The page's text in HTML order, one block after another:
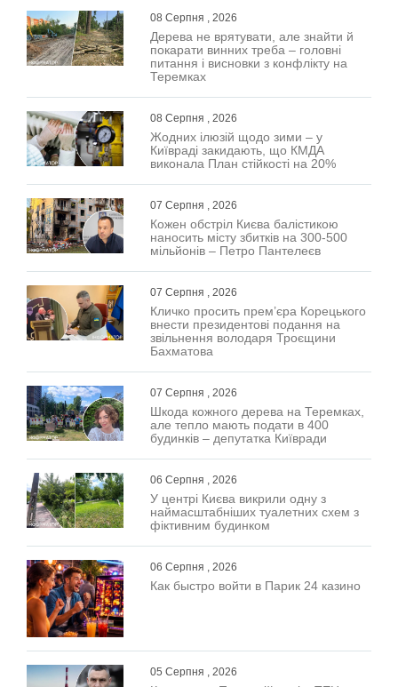
08 Серпня , 2026
Дерева не врятувати, але знайти й
покарати винних треба – головні
питання і висновки з конфлікту на
Теремках
08 Серпня , 2026
Жодних ілюзій щодо зими – у
Київраді закидають, що КМДА
виконала План стійкості на 20%
07 Серпня , 2026
Кожен обстріл Києва балістикою
наносить місту збитків на 300-500
мільйонів – Петро Пантелеєв
07 Серпня , 2026
Кличко просить прем’єра Корецького
внести президентові подання на
звільнення володаря Троєщини
Бахматова
07 Серпня , 2026
Шкода кожного дерева на Теремках,
але тепло мають подати в 400
будинків – депутатка Київради
06 Серпня , 2026
У центрі Києва викрили одну з
наймасштабніших туалетних схем з
фіктивним будинком
06 Серпня , 2026
Как быстро войти в Парик 24 казино
05 Серпня , 2026